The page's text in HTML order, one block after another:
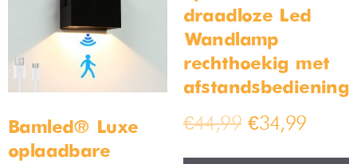
Bamled® Luxe
oplaadbare
draadloze Led
Wandlamp
rechthoekig met
afstandsbediening
€44,99 €34,99